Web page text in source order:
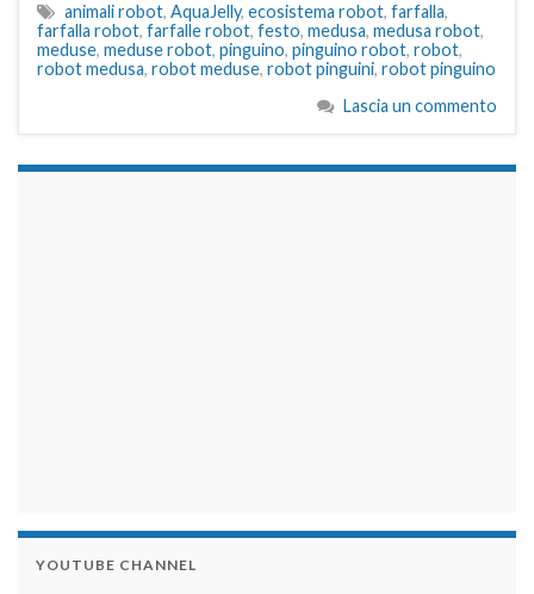
animali robot, AquaJelly, ecosistema robot, farfalla,
farfalla robot, farfalle robot, festo, medusa, medusa robot,
meduse, meduse robot, pinguino, pinguino robot, robot,
robot medusa, robot meduse, robot pinguini, robot pinguino
Lascia un commento
YOUTUBE CHANNEL